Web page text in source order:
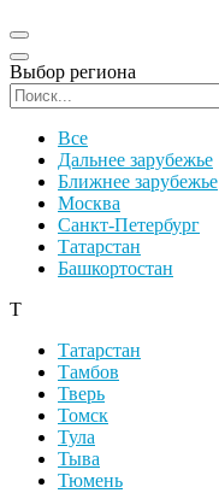
Выбор региона
Все
Дальнее зарубежье
Ближнее зарубежье
Москва
Санкт-Петербург
Татарстан
Башкортостан
Т
Татарстан
Тамбов
Тверь
Томск
Тула
Тыва
Тюмень